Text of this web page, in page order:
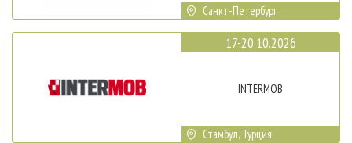
Санкт-Петербург
17-20.10.2026
INTERMOB
Стамбул, Турция